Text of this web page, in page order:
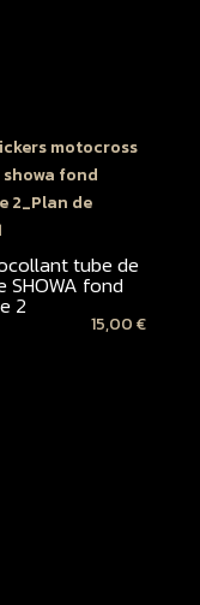
tube de
SHOWA fond
2
15,00€